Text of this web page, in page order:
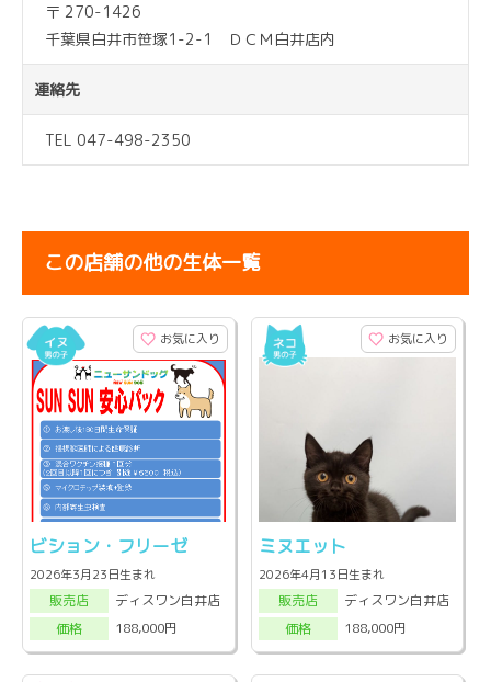
〒 270-1426
千葉県白井市笹塚1-2-1 ＤＣＭ白井店内
連絡先
TEL 047-498-2350
この店舗の他の生体一覧
お気に入り
ビション・フリーゼ
2026年3月23日生まれ
販売店
ディスワン白井店
価格
188,000円
お気に入り
ミヌエット
2026年4月13日生まれ
販売店
ディスワン白井店
価格
188,000円